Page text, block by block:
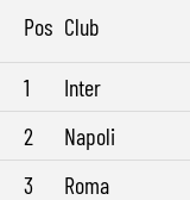
Pos Club
1 Inter
2
Napoli
3
Roma